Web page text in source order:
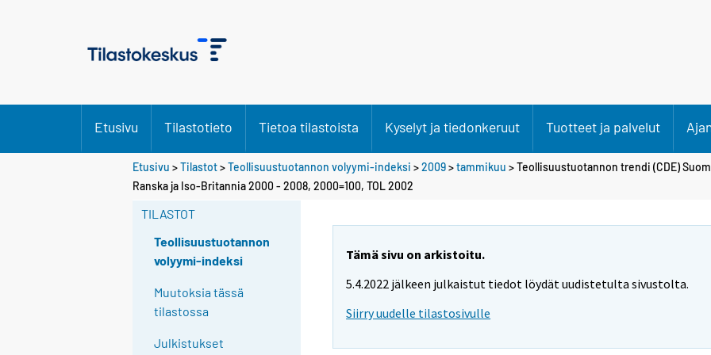
Etusivu Tilastotieto Tietoa tilastoista Kyselyt ja tiedonkeruut Tuotteet ja palvelut
Etusivu >Tilastot>Teollisuustuotannon volyymi-indeksi >2009>tammikuu > Teollisuustuotannon trendi (CDE)
Ranska ja Iso-Britannia 2000 - 2008, 2000=100, TOL 2002
TILASTOT
Teollisuustuotannon
volyymi-indeksi
Muutoksia tässä
tilastossa
Julkistukset
Tämä sivu on arkistoitu.
5.4.2022 jälkeen julkaistut tiedot löydät uudistetulta sivustolta.
Siirry uudelle tilastosivulle